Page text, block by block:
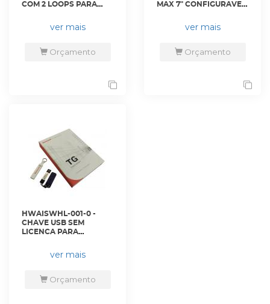
COM 2 LOOPS PARA
ver mais
Orçamento
MAX 7" CONFIGURAVEL
ZONAS - MA-LCD7 -
HONEYWELL
ver mais
Orçamento
HWAISWHL-001-0 -
CHAVE USB SEM
LICENCA PARA
PROGRAMA DE GESTAO
GRAFICA - TG-BASE -
ver mais
Orçamento